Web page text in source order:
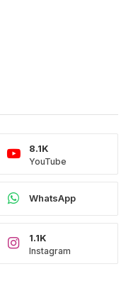
YouTube
8.1K
WhatsApp
Instagram
1.1K